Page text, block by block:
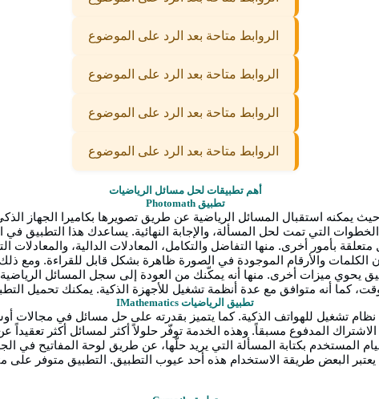
الروابط متاحة بعد الرد على الموضوع
الروابط متاحة بعد الرد على الموضوع
الروابط متاحة بعد الرد على الموضوع
الروابط متاحة بعد الرد على الموضوع
أهم تطبيقات لحل مسائل الرياضيات
تطبيق Photomath
يمكنه استقبال المسائل الرياضية عن طريق تصويرها بكاميرا الجهاز
التي تمت لحل المسألة، والإجابة النهائية. يساعدك هذا التطبيق في
بأمور أخرى. منها التفاضل والتكامل، المعادلات الدالية، والمعادلات
والأرقام الموجودة في الصورة ظاهرة بشكل قابل للقراءة. ومع
يحوي ميزات أخرى. منها أنه يمكّنك من العودة إلى سجل المسائل
كما أنه متوافق مع عدة أنظمة تشغيل للأجهزة الذكية. يمكنك تحميل
تطبيق الرياضيات IMathematics
نظام تشغيل للهواتف الذكية. كما يتميز بقدرته على حل مسائل في مجالات
المدفوع مسبقاً. وهذه الخدمة توفّر حلولاً أكثر لمسائل أكثر تعقيداً
المستخدم بكتابة المسألة التي يريد حلّها، عن طريق لوحة المفاتيح في
البعض طريقة الاستخدام هذه أحد عيوب التطبيق. التطبيق متوفر على